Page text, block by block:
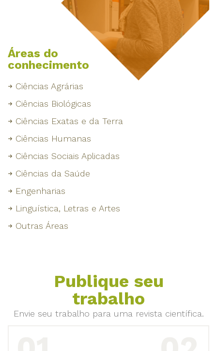
Áreas do
conhecimento
Ciências Agrárias
Ciências Biológicas
Ciências Exatas e da Terra
Ciências Humanas
Ciências Sociais Aplicadas
Ciências da Saúde
Engenharias
Linguística, Letras e Artes
Outras Áreas
Publique seu
trabalho
Envie seu trabalho para uma revista científica.